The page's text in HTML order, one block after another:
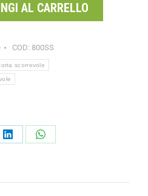
AL CARRELLO
COD: 800SS
scorrevole